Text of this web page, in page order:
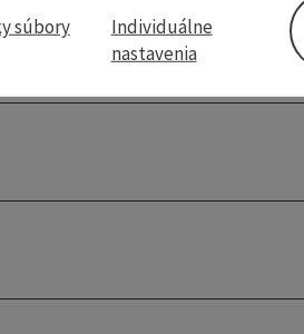
súbory
Individuálne
nastavenia